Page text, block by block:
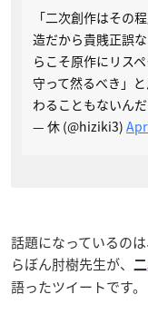
「二次創作はその
造だから貴賎正誤
らこそ原作にリス
守って然るべき」
わることもないん
— 休 (@hiziki3)
話題になっているの
らぼん肘樹先生が、
語ったツイートです。